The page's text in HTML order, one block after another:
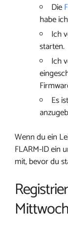
Die
habe
Ich
starten.
Ich
Es
Wenn du ein
FLARM-ID ein
mit, bevor du